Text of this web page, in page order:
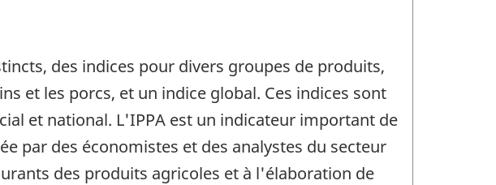
des indices pour divers groupes de produits,
et les porcs, et un indice global. Ces indices sont
et national. L'IPPA est un indicateur important de
par des économistes et des analystes du secteur
des produits agricoles et à l'élaboration de